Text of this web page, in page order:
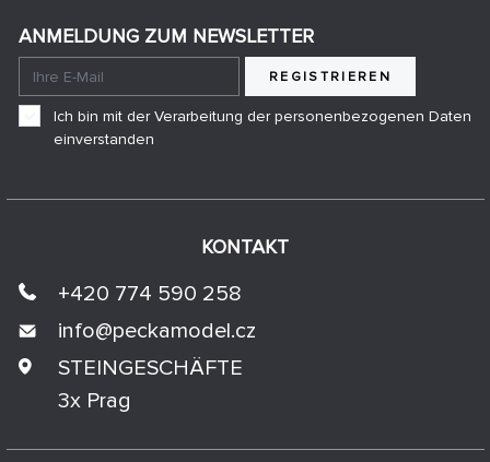
KONTAKT
+420 774 590 258
info@peckamodel.cz
STEINGESCHÄFTE
3x Prag
ANMELDUNG ZUM NEWSLETTER
REGISTRIEREN
Ich bin mit der Verarbeitung der personenbezogenen Daten
einverstanden